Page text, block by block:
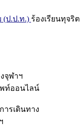
(ป.ป.ท.) ร้องเรียนทุจริต
จุฬาฯ
ท์ออนไลน์
ารเดินทาง